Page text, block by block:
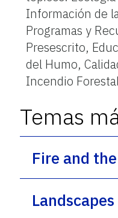
Información de
Programas y
Presescrito,
del Humo,
Incendio
Temas
Fire and